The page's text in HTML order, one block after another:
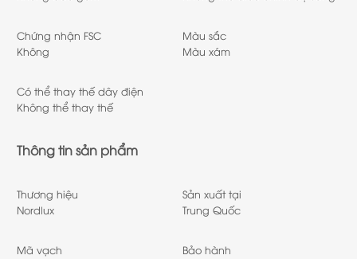
Chứng nhận FSC
Không
Màu sắc
Màu xám
Có thể thay thế dây điện
Không thể thay thế
Thông tin sản phẩm
Thương hiệu
Nordlux
Sản xuất tại
Trung Quốc
Mã vạch
Bảo hành